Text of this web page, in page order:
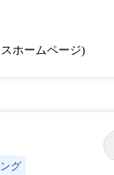
ホームページ)
グ